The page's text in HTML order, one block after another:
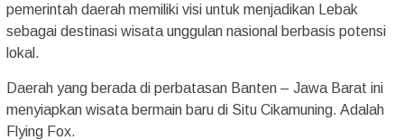
pemerintah daerah memiliki visi untuk menjadikan Lebak
sebagai destinasi wisata unggulan nasional berbasis potensi
lokal.
Daerah yang berada di perbatasan Banten – Jawa Barat ini
menyiapkan wisata bermain baru di Situ Cikamuning. Adalah
Flying Fox.